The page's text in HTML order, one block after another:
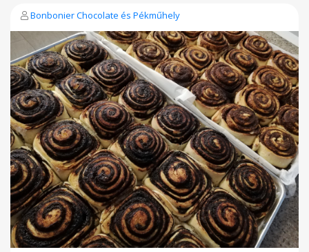
Bonbonier Chocolate és Pékműhely